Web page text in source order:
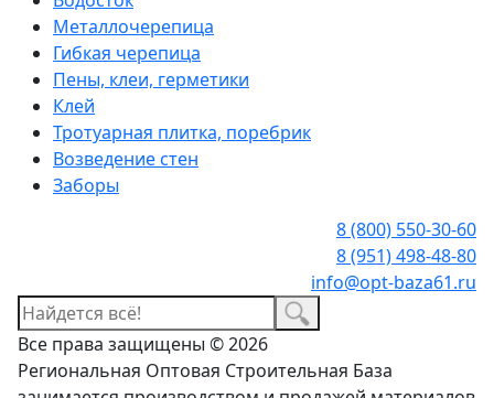
Металлочерепица
Гибкая черепица
Пены, клеи, герметики
Клей
Тротуарная плитка, поребрик
Возведение стен
Заборы
8 (800) 550-30-60
8 (951) 498-48-80
info@opt-baza61.ru
Все права защищены © 2026
Региональная Оптовая Строительная База